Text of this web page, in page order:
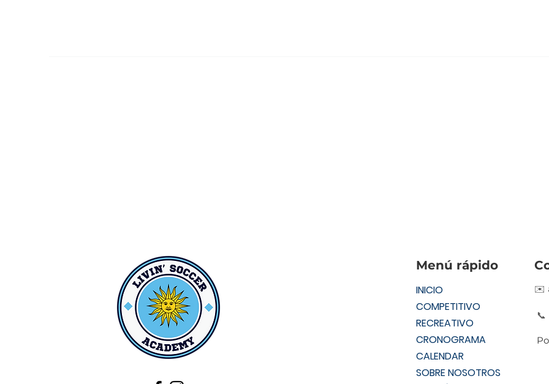
Menú rápido
INICIO
COMPETITIVO
RECREATIVO
CRONOGRAMA
CALENDAR
SOBRE NOSOTROS
✉️